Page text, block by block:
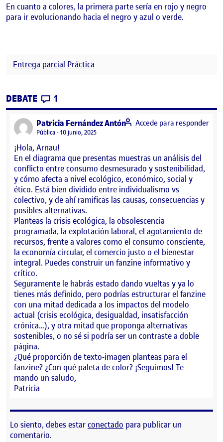
En cuanto a colores, la primera parte sería en rojo y negro
para ir evolucionando hacia el negro y azul o verde.
Entrega parcial Práctica
DEBATE CONTRIBUTIONS
1
Patricia Fernández Antónsays:
Visibilidad:
Pública 10 junio, 2025
¡Hola, Arnau!
En el diagrama que presentas muestras un análisis del
conflicto entre consumo desmesurado y sostenibilidad,
y cómo afecta a nivel ecológico, económico, social y
ético. Está bien dividido entre individualismo vs
colectivo, y de ahí ramificas las causas, consecuencias y
posibles alternativas.
Planteas la crisis ecológica, la obsolescencia
programada, la explotación laboral, el agotamiento de
recursos, frente a valores como el consumo consciente,
la economía circular, el comercio justo o el bienestar
integral. Puedes construir un fanzine informativo y
crítico.
Seguramente le habrás estado dando vueltas y ya lo
tienes más definido, pero podrías estructurar el fanzine
con una mitad dedicada a los impactos del modelo
actual (crisis ecológica, desigualdad, insatisfacción
crónica…), y otra mitad que proponga alternativas
sostenibles, o no sé si podría ser un contraste a doble
página.
¿Qué proporción de texto-imagen planteas para el
fanzine? ¿Con qué paleta de color? ¡Seguimos! Te
mando un saludo,
Patricia
Accede para responder
Lo siento, debes estarconectado para publicar un
comentario.